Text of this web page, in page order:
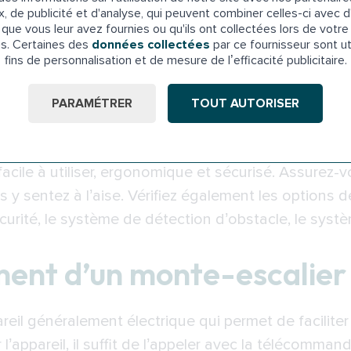
de publicité et d'analyse, qui peuvent combiner celles-ci avec
vous leur avez fournies ou qu'ils ont collectées lors de
Certaines des données collectées par ce fournisseur sont
fins de personnalisation et de mesure de l’efficacité publicitaire.
PARAMÉTRER TOUT AUTORISER
des monte-escaliers est qu’ils
un monte-escalier qui convient à votre
existe des modèles de monte-escaliers qui
adaptés pour les escaliers extérieurs sont
au moment de choisir un monte-escalier
à utiliser, ergonomique et sécurisé. Assurez-
sentez à l’aise. Vérifiez également les options
le système de détection d’obstacle, le
d’un monte-escalier
généralement électrique qui permet de
il suffit de l’appeler avec la